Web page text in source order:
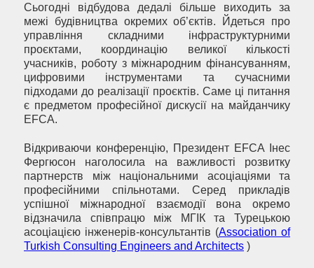
Сьогодні відбудова дедалі більше виходить за
межі будівництва окремих об’єктів. Йдеться про
управління складними інфраструктурними
проєктами, координацію великої кількості
учасників, роботу з міжнародним фінансуванням,
цифровими інструментами та сучасними
підходами до реалізації проєктів. Саме ці питання
є предметом професійної дискусії на майданчику
EFCA.
Відкриваючи конференцію, Президент EFCA Інес
Фергюсон наголосила на важливості розвитку
партнерств між національними асоціаціями та
професійними спільнотами. Серед прикладів
успішної міжнародної взаємодії вона окремо
відзначила співпрацю між МГІК та Турецькою
асоціацією інженерів-консультантів (Association of
Turkish Consulting Engineers and Architects )